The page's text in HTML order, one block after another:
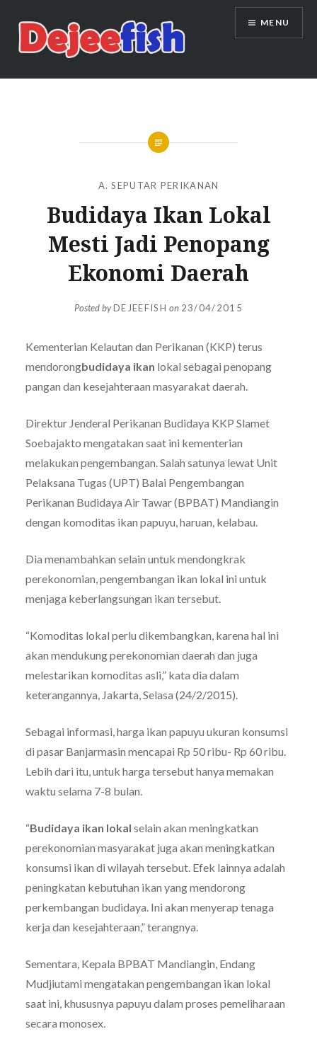
content
DEJEEFISH | PRODUSEN BENIH
MENU
A. SEPUTAR PERIKANAN
Budidaya Ikan Lokal
Mesti Jadi Penopang
Ekonomi Daerah
Posted byDEJEEFISH on 23/04/2015
Kementerian Kelautan dan Perikanan (KKP) terus
mendorongbudidaya ikan lokal sebagai penopang
pangan dan kesejahteraan masyarakat daerah.
Direktur Jenderal Perikanan Budidaya KKP Slamet
Soebajakto mengatakan saat ini kementerian
melakukan pengembangan. Salah satunya lewat Unit
Pelaksana Tugas (UPT) Balai Pengembangan
Perikanan Budidaya Air Tawar (BPBAT) Mandiangin
dengan komoditas ikan papuyu, haruan, kelabau.
Dia menambahkan selain untuk mendongkrak
perekonomian, pengembangan ikan lokal ini untuk
menjaga keberlangsungan ikan tersebut.
“Komoditas lokal perlu dikembangkan, karena hal ini
akan mendukung perekonomian daerah dan juga
melestarikan komoditas asli,” kata dia dalam
keterangannya, Jakarta, Selasa (24/2/2015).
Sebagai informasi, harga ikan papuyu ukuran konsumsi
di pasar Banjarmasin mencapai Rp 50 ribu- Rp 60 ribu.
Lebih dari itu, untuk harga tersebut hanya memakan
waktu selama 7-8 bulan.
“Budidaya ikan lokal selain akan meningkatkan
perekonomian masyarakat juga akan meningkatkan
konsumsi ikan di wilayah tersebut. Efek lainnya adalah
peningkatan kebutuhan ikan yang mendorong
perkembangan budidaya. Ini akan menyerap tenaga
kerja dan kesejahteraan,” terangnya.
Sementara, Kepala BPBAT Mandiangin, Endang
Mudjiutami mengatakan pengembangan ikan lokal
saat ini, khususnya papuyu dalam proses pemeliharaan
secara monosex.